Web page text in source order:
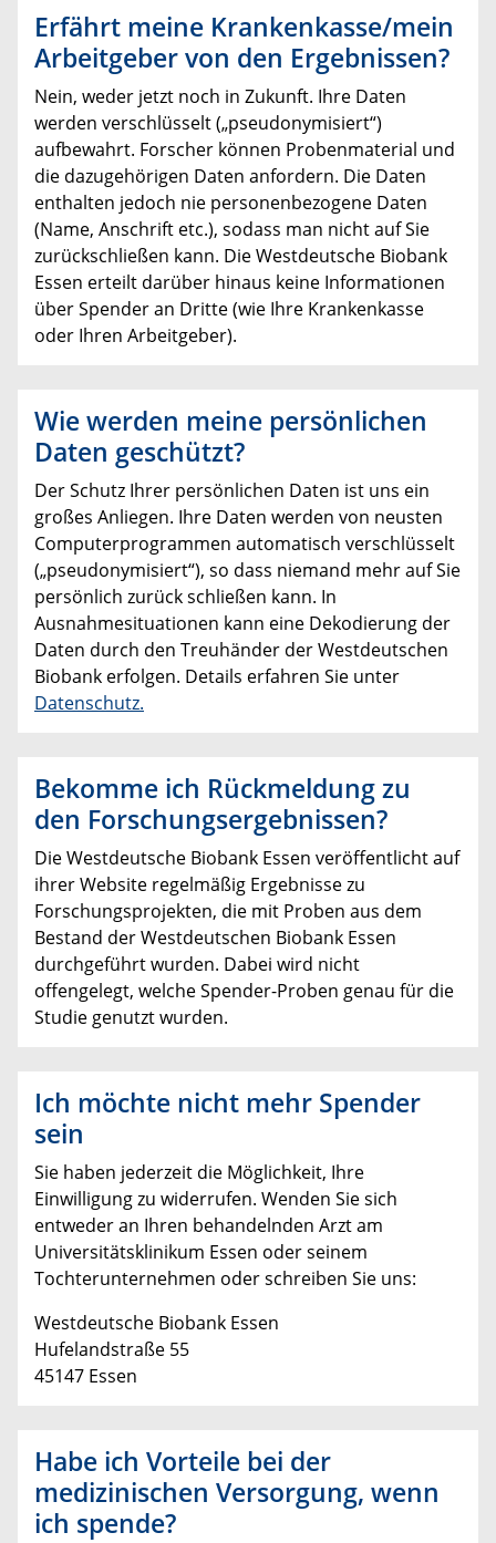
Erfährt meine Krankenkasse/mein
Arbeitgeber von den Ergebnissen?
Nein, weder jetzt noch in Zukunft. Ihre Daten
werden verschlüsselt („pseudonymisiert“)
aufbewahrt. Forscher können Probenmaterial und
die dazugehörigen Daten anfordern. Die Daten
enthalten jedoch nie personenbezogene Daten
(Name, Anschrift etc.), sodass man nicht auf Sie
zurückschließen kann. Die Westdeutsche Biobank
Essen erteilt darüber hinaus keine Informationen
über Spender an Dritte (wie Ihre Krankenkasse
oder Ihren Arbeitgeber).
Wie werden meine persönlichen
Daten geschützt?
Der Schutz Ihrer persönlichen Daten ist uns ein
großes Anliegen. Ihre Daten werden von neusten
Computerprogrammen automatisch verschlüsselt
(„pseudonymisiert“), so dass niemand mehr auf Sie
persönlich zurück schließen kann. In
Ausnahmesituationen kann eine Dekodierung der
Daten durch den Treuhänder der Westdeutschen
Biobank erfolgen. Details erfahren Sie unter
Datenschutz.
Bekomme ich Rückmeldung zu
den Forschungsergebnissen?
Die Westdeutsche Biobank Essen veröffentlicht auf
ihrer Website regelmäßig Ergebnisse zu
Forschungsprojekten, die mit Proben aus dem
Bestand der Westdeutschen Biobank Essen
durchgeführt wurden. Dabei wird nicht
offengelegt, welche Spender-Proben genau für die
Studie genutzt wurden.
Ich möchte nicht mehr Spender
sein
Sie haben jederzeit die Möglichkeit, Ihre
Einwilligung zu widerrufen. Wenden Sie sich
entweder an Ihren behandelnden Arzt am
Universitätsklinikum Essen oder seinem
Tochterunternehmen oder schreiben Sie uns:
Westdeutsche Biobank Essen
Hufelandstraße 55
45147 Essen
Habe ich Vorteile bei der
medizinischen Versorgung, wenn
ich spende?